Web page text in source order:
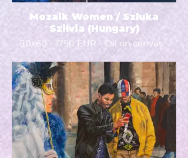
Mozaik Women / Szluka
Szilvia (Hungary)
80x60 - 1790 EUR - Oil on canvas -
2022 -